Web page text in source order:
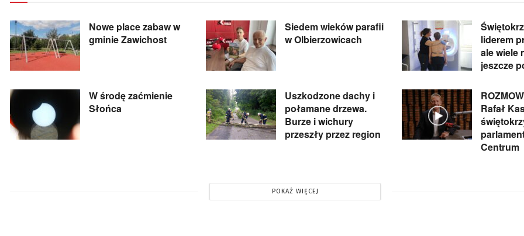
Nowe place zabaw w
gminie Zawichost
Siedem wieków parafii
w Olbierzowicach
liderem
ale wiele
jeszcze
W środę zaćmienie
Słońca
Uszkodzone dachy i
połamane drzewa.
Burze i wichury
przeszły przez region
Rafał
Centrum
POKAŻ WIĘCEJ